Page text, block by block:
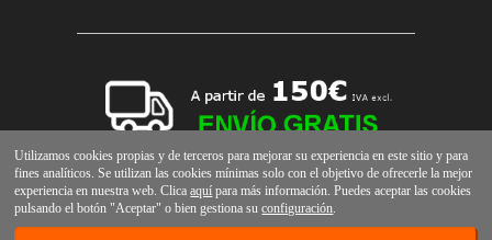
Utilizamos cookies propias y de terceros para mejorar su experiencia en este sitio y para
fines analíticos. Se utilizan las cookies mínimas solo con el objetivo de ofrecerle la mejor
experiencia en nuestra web. Clicaaquí para más información. Puedes aceptar las cookies
pulsando el botón "Aceptar" o bien gestiona suconfiguración.